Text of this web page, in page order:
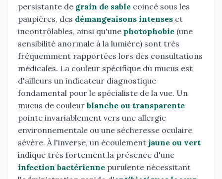
persistante de grain de sable coincé sous les
paupières, des démangeaisons intenses et
incontrôlables, ainsi qu'une photophobie (une
sensibilité anormale à la lumière) sont très
fréquemment rapportées lors des consultations
médicales. La couleur spécifique du mucus est
d'ailleurs un indicateur diagnostique
fondamental pour le spécialiste de la vue. Un
mucus de couleur blanche ou transparente
pointe invariablement vers une allergie
environnementale ou une sécheresse oculaire
sévère. À l'inverse, un écoulement jaune ou vert
indique très fortement la présence d'une
infection bactérienne purulente nécessitant